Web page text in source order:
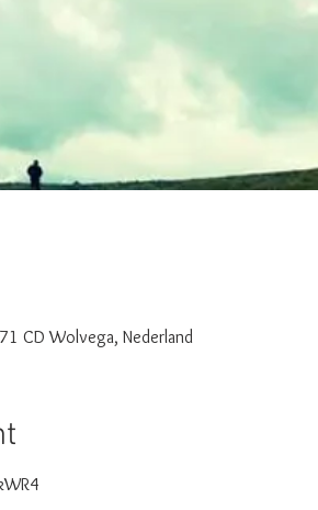
CD Wolvega, Nederland